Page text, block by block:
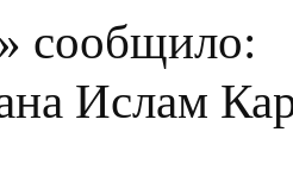
сообщило:
Ислам